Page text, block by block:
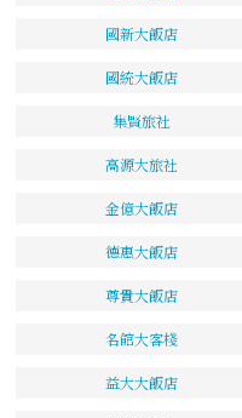
國新大飯店
國統大飯店
集賢旅社
高源大旅社
金億大飯店
德惠大飯店
尊貴大飯店
名館大客棧
益大大飯店